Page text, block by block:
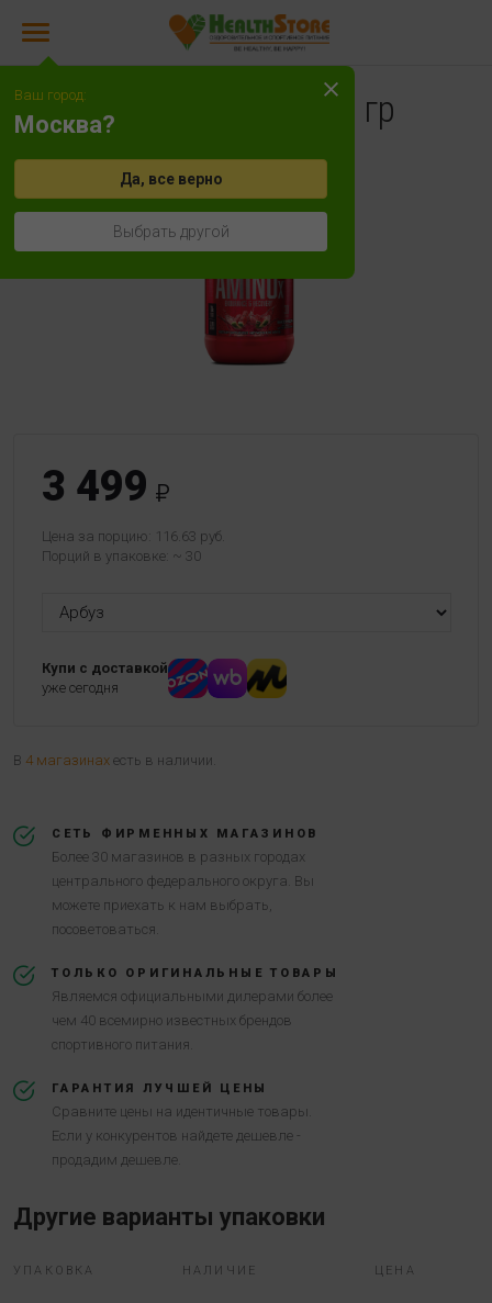
BSN Amino-X 435 гр
3 499
Цена за порцию: 116.63 руб.
Порций в упаковке: ~ 30
Купи с доставкой
уже сегодня
В 4 магазинах есть в наличии.
СЕТЬ ФИРМЕННЫХ МАГАЗИНОВ
Более 30 магазинов в разных городах
центрального федерального округа. Вы
можете приехать к нам выбрать,
посоветоваться.
ТОЛЬКО ОРИГИНАЛЬНЫЕ ТОВАРЫ
Являемся официальными дилерами более
чем 40 всемирно известных брендов
спортивного питания.
ГАРАНТИЯ ЛУЧШЕЙ ЦЕНЫ
Сравните цены на идентичные товары.
Если у конкурентов найдете дешевле -
продадим дешевле.
Другие варианты упаковки
УПАКОВКА НАЛИЧИЕ ЦЕНА
Ваш город:
Москва?
Да, все верно
Выбрать другой